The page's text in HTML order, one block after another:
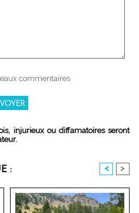
commentaires
injurieux ou diffamatoires seront
: < >